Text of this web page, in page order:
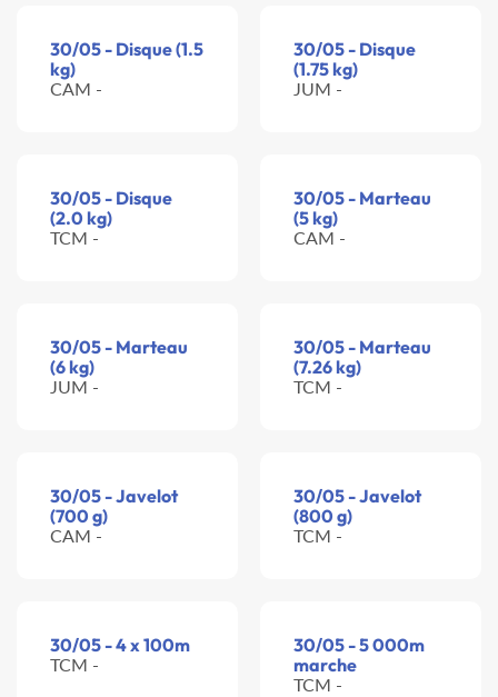
30/05 - Disque (1.5
kg)
CAM -
30/05 - Disque
(1.75 kg)
JUM -
30/05 - Disque
(2.0 kg)
TCM -
30/05 - Marteau
(5 kg)
CAM -
30/05 - Marteau
(6 kg)
JUM -
30/05 - Marteau
(7.26 kg)
TCM -
30/05 - Javelot
(700 g)
CAM -
30/05 - Javelot
(800 g)
TCM -
30/05 - 4 x 100m
TCM -
30/05 - 5 000m
marche
TCM -